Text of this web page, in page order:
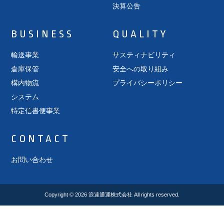
決算公告
BUSINESS
輸送事業
倉庫保管
構内物流
システム
特定信書便事業
QUALITY
サスティナビリティ
安全への取り組み
プライバシーポリシー
CONTACT
お問い合わせ
Copyright © 2026 浪速通運株式会社 All rights reserved.